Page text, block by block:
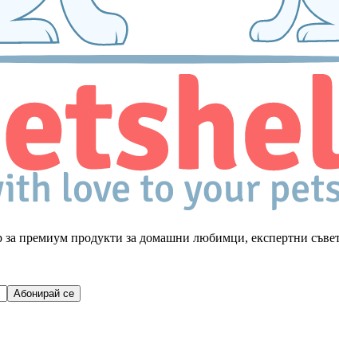
за премиум продукти за домашни любимци, експертни
Абонирай се